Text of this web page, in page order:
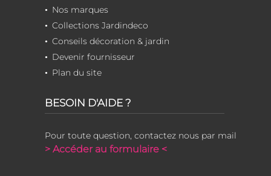
Nos marques
Collections Jardindeco
Conseils décoration & jardin
Devenir fournisseur
Plan du site
BESOIN D'AIDE ?
Pour toute question, contactez nous par mail
> Accéder au formulaire <